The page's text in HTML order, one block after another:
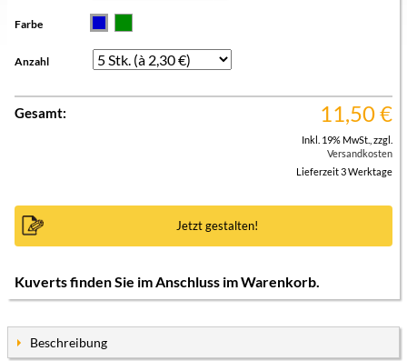
Farbe
Anzahl
Gesamt: 11,50€
Inkl. 19% MwSt. zzgl.
Versandkosten
Lieferzeit 3 Werktage
Jetzt gestalten!
Kuverts finden Sie im Anschluss im Warenkorb.
Beschreibung